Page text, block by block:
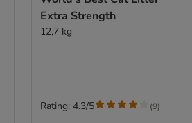
Extra Strength
12,7 kg
Rating: 4.3/5 (9)